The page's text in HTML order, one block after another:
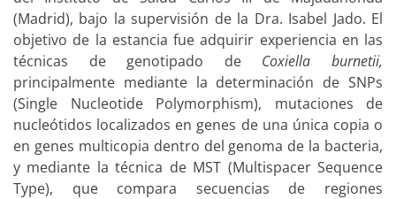
(Madrid), bajo la supervisión de la Dra. Isabel Jado. El
objetivo de la estancia fue adquirir experiencia en las
técnicas de genotipado de Coxiella burnetii,
principalmente mediante la determinación de SNPs
(Single Nucleotide Polymorphism), mutaciones de
nucleótidos localizados en genes de una única copia o
en genes multicopia dentro del genoma de la bacteria,
y mediante la técnica de MST (Multispacer Sequence
Type), que compara secuencias de regiones